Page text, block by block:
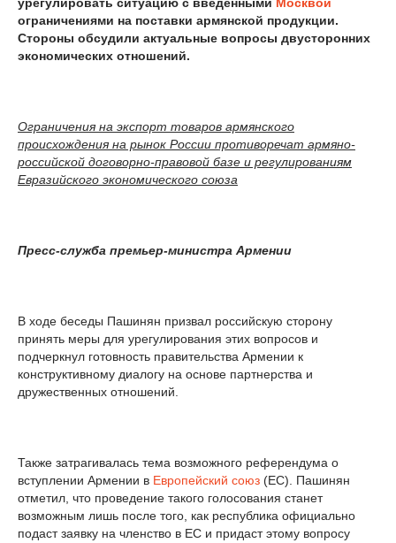
ограничениями на поставки армянской продукции.
Стороны обсудили актуальные вопросы двусторонних
экономических отношений.
Ограничения на экспорт товаров армянского
происхождения на рынок России противоречат армяно-
российской договорно-правовой базе и регулированиям
Евразийского экономического союза
Пресс-служба премьер-министра Армении
В ходе беседы Пашинян призвал российскую сторону
принять меры для урегулирования этих вопросов и
подчеркнул готовность правительства Армении к
конструктивному диалогу на основе партнерства и
дружественных отношений.
Также затрагивалась тема возможного референдума о
вступлении Армении в Европейский союз (ЕС). Пашинян
отметил, что проведение такого голосования станет
возможным лишь после того, как республика официально
подаст заявку на членство в ЕС и придаст этому вопросу